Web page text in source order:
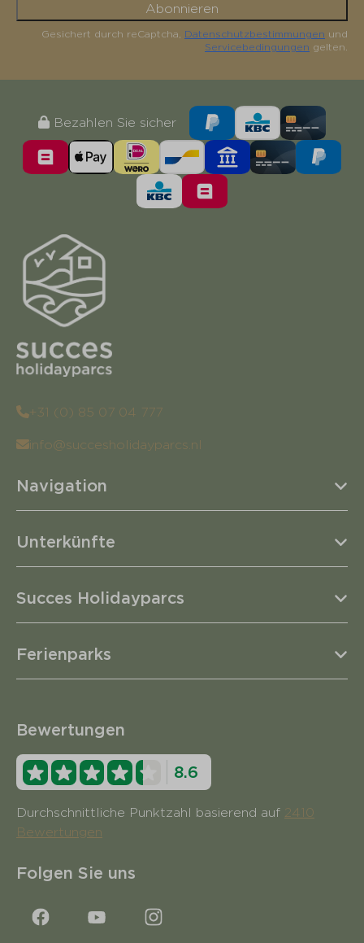
Abonnieren
Gesichert durch reCaptcha, Datenschutzbestimmungen und
Servicebedingungen gelten.
Bezahlen Sie sicher
+31 (0) 85 07 04 777
info@succesholidayparcs.nl
Navigation
Unterkünfte
Succes Holidayparcs
Ferienparks
Bewertungen
8.6
Durchschnittliche Punktzahl basierend auf 2410
Bewertungen
Folgen Sie uns